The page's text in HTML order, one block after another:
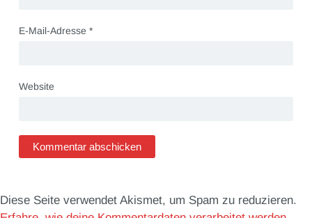
E-Mail-Adresse *
Website
Diese Seite verwendet Akismet, um Spam zu reduzieren.